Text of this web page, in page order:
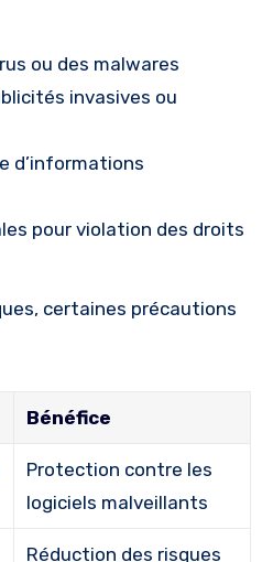
ou des malwares
invasives ou
d’informations
pour violation des droits
certaines précautions
Bénéfice
Protection contre les
logiciels malveillants
Réduction des risques